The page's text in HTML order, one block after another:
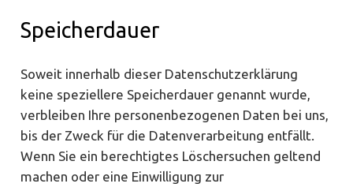
Speicherdauer
Soweit innerhalb dieser Datenschutzerklärung
keine speziellere Speicherdauer genannt wurde,
verbleiben Ihre personenbezogenen Daten bei uns,
bis der Zweck für die Datenverarbeitung entfällt.
Wenn Sie ein berechtigtes Löschersuchen geltend
machen oder eine Einwilligung zur